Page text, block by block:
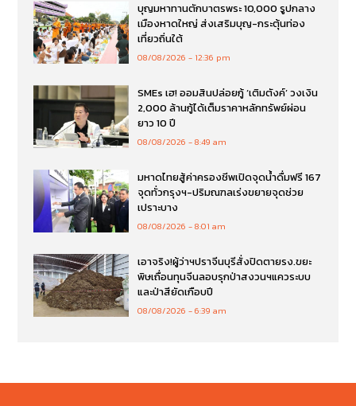
บุญมหาทานตักบาตรพระ 10,000 รูปกลาง
เมืองหาดใหญ่ ส่งเสริมบุญ-กระตุ้นท่อง
เที่ยวถิ่นใต้
08/08/2026 12:36 pm
SMEs เฮ! ออมสินปล่อยกู้ ‘เติมตังค์’ วงเงิน
2,000 ล้านกู้ได้เต็มราคาหลักทรัพย์ผ่อน
ยาว 10 ปี
08/08/2026 8:49 am
มหาดไทยสู้ค่าครองชีพเปิดจุดน้ำดื่มฟรี 167
จุดทั่วกรุงฯ-ปริมณฑลเร่งขยายจุดช่วย
เปราะบาง
08/08/2026 8:01 am
เอาจริง!ผู้ว่าฯปราจีนบุรีสั่งปิดตายรง.ขยะ
พิษเถื่อนทุนจีนลอบรุกป่าสงวนฯแควระบบ
และป่าสียัดเกือบปี
08/08/2026 6:39 am